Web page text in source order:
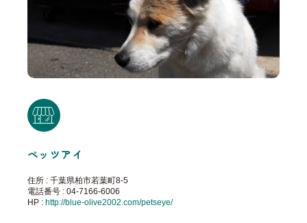
ペッツアイ
住所 : 千葉県柏市若葉町8-5
電話番号 : 04-7166-6006
HP :http://blue-olive2002.com/petseye/